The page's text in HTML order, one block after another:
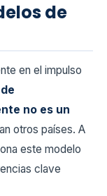
de
en el impulso
no es un
otros países. A
este modelo
clave